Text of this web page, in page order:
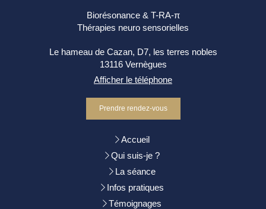
Biorésonance & T-RA-π
Thérapies neuro sensorielles
Le hameau de Cazan, D7, les terres nobles
13116 Vernègues
Afficher le téléphone
Prendre rendez-vous
Accueil
Qui suis-je ?
La séance
Infos pratiques
Témoignages